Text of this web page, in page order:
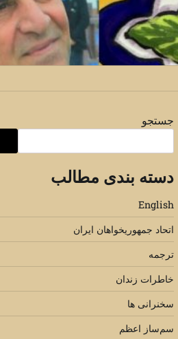
جستجو
دسته بندی مطالب
English
اتحاد جمهوریخواهان ایران
ترجمه
خاطرات زندان
سخنرانی ها
سم‌ساز اعظم